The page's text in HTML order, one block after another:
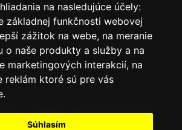
na nasledujúce účely:
základnej funkčnosti webovej
zážitok na webe, na meranie
o naše produkty a služby a na
marketingových interakcií, na
reklám ktoré sú pre vás
.
Súhlasím